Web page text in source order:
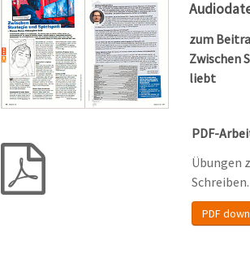
zum
Zwischen
liebt
PDF-
Übungen
Schreiben.
PDF